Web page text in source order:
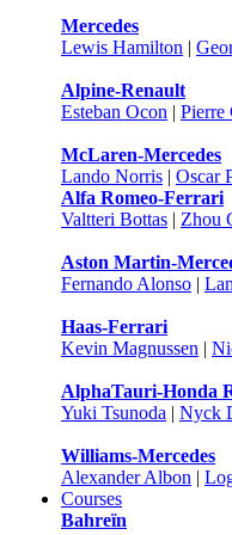
Mercedes
Lewis Hamilton |
Alpine-Renault
Esteban Ocon | Pierre
McLaren-Mercedes
Lando Norris | Oscar
Alfa Romeo-Ferrari
Valtteri Bottas | Zhou
Aston Martin-
Fernando Alonso |
Haas-Ferrari
Kevin Magnussen |
AlphaTauri-Honda
Yuki Tsunoda | Nyck
Williams-Mercedes
Alexander Albon |
Courses
Bahreïn